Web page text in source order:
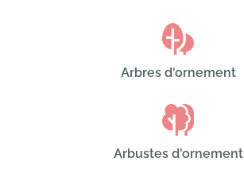
Arbres d'ornement
Arbustes d'ornement